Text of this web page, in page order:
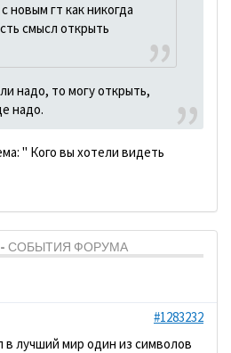
новым гт как никогда
смысл открыть
надо, то могу открыть,
надо.
" Кого вы хотели видеть
- СОБЫТИЯ ФОРУМА
#1283232
в лучший мир один из символов